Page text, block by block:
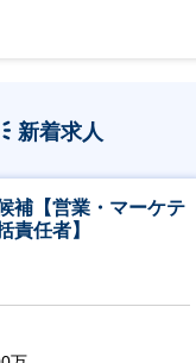
新着求人
補【営業・マーケテ
責任者】